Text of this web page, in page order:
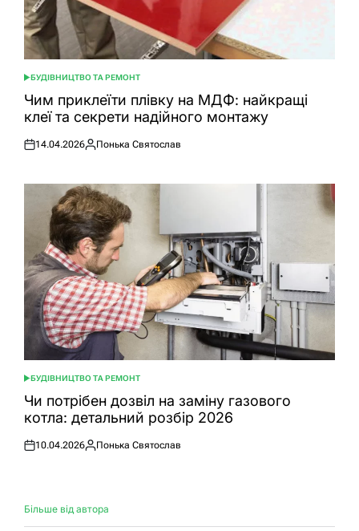
ОПУБЛІКУВАТИ
У
БУДІВНИЦТВО ТА РЕМОНТ
Чим приклеїти плівку на МДФ: найкращі
клеї та секрети надійного монтажу
Оприлюднено
14.04.2026
Опубліковано
Понька Святослав
ОПУБЛІКУВАТИ
У
БУДІВНИЦТВО ТА РЕМОНТ
Чи потрібен дозвіл на заміну газового
котла: детальний розбір 2026
Оприлюднено
10.04.2026
Опубліковано
Понька Святослав
Більше від автора